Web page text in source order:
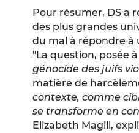
Pour résumer, DS a
des plus grandes
du mal à répondre à
"La question, posée
génocide des juifs
matière de
contexte, comme
se transforme en
Elizabeth Magill,